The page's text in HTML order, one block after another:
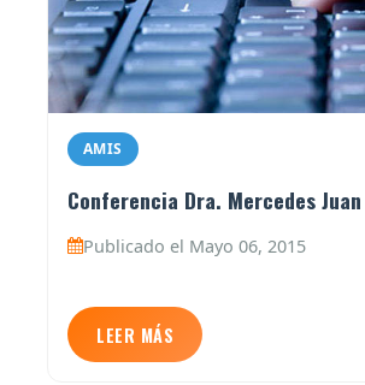
AMIS
Conferencia Dra. Mercedes
Publicado el Mayo 06, 2015
LEER MÁS